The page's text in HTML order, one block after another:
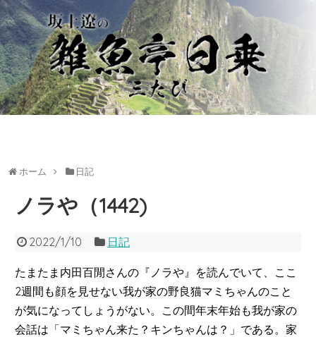
ホーム 日記
ノラや（1442)
2022/1/10 日記
たまたま内田百閒さんの『ノラや』を読んでいて、ここ
2週間も顔を見せない我が家の野良猫マミちゃんのこと
が気になってしょうがない。この間年末年始も我が家の
会話は「マミちゃん来た？キンちゃんは？」である。家